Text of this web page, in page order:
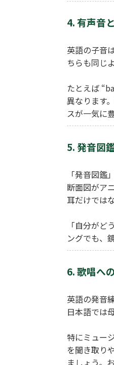
4. 有声音
英語の子音
ちらも同じ
たとえば
異なります
スが一気に
5. 発音図
「発音図
断面図がア
耳だけでは
「自分が
ングでも、
6. 歌唱へ
英語の発音
日本語では
特にミュー
を聞き取り
ましょう。